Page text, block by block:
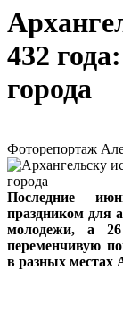
432
города
Фоторепортаж
Последние
праздником для
молодежи, а
переменчивую
в разных местах